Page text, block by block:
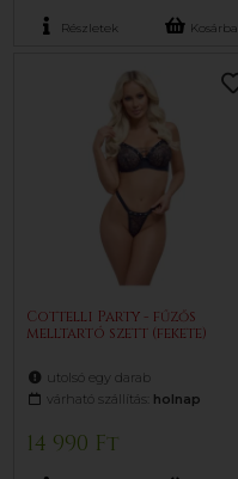
Részletek Kosárba
Cottelli Party - fűzős
melltartó szett (fekete)
utolsó egy darab
várható szállítás: holnap
14 990 Ft